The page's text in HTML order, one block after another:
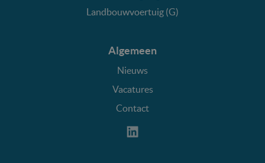
Landbouwvoertuig (G)
Algemeen
Nieuws
Vacatures
Contact